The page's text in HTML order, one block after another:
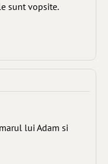
sunt vopsite.
lui Adam si